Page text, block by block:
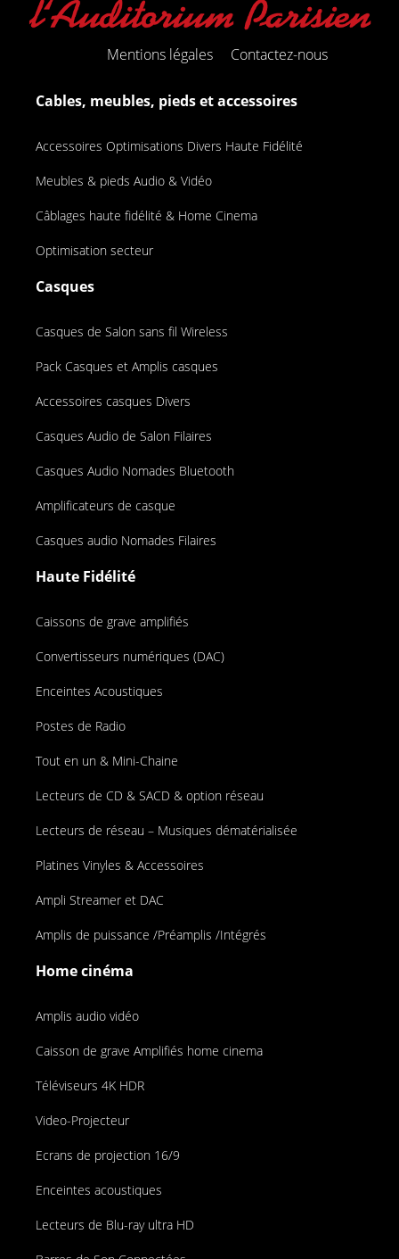
Mentions légales Contactez-nous
Cables, meubles, pieds et accessoires
Accessoires Optimisations Divers Haute Fidélité
Meubles & pieds Audio & Vidéo
Câblages haute fidélité & Home Cinema
Optimisation secteur
Casques
Casques de Salon sans fil Wireless
Pack Casques et Amplis casques
Accessoires casques Divers
Casques Audio de Salon Filaires
Casques Audio Nomades Bluetooth
Amplificateurs de casque
Casques audio Nomades Filaires
Haute Fidélité
Caissons de grave amplifiés
Convertisseurs numériques (DAC)
Enceintes Acoustiques
Postes de Radio
Tout en un & Mini-Chaine
Lecteurs de CD & SACD & option réseau
Lecteurs de réseau – Musiques dématérialisée
Platines Vinyles & Accessoires
Ampli Streamer et DAC
Amplis de puissance /Préamplis /Intégrés
Home cinéma
Amplis audio vidéo
Caisson de grave Amplifiés home cinema
Téléviseurs 4K HDR
Video-Projecteur
Ecrans de projection 16/9
Enceintes acoustiques
Lecteurs de Blu-ray ultra HD